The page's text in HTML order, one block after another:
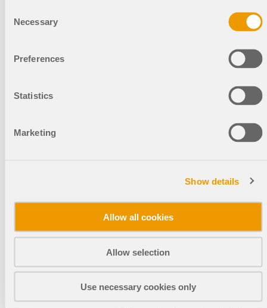
Selection
Necessary
Preferences
Statistics
Marketing
Show details
Allow all cookies
Allow selection
Use necessary cookies only
Unterstützung der Gemeinde
001165 Italien
Seilnetzkonstruktion
für "International
Circus Festival of
Italy", Italien